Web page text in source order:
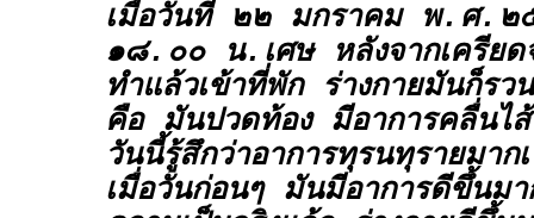
เมื่อวันที่ ๒๒ มกราคม พ.ศ.๒
๑๘.๐๐ น.เศษ หลังจากเครียด
ทำแล้วเข้าที่พัก ร่างกายมันก็รว
คือ มันปวดท้อง มีอาการคลื่นไ
วันนี้รู้สึกว่าอาการทุรนทุรายมา
เมื่อวันก่อนๆ มันมีอาการดีขึ้นม